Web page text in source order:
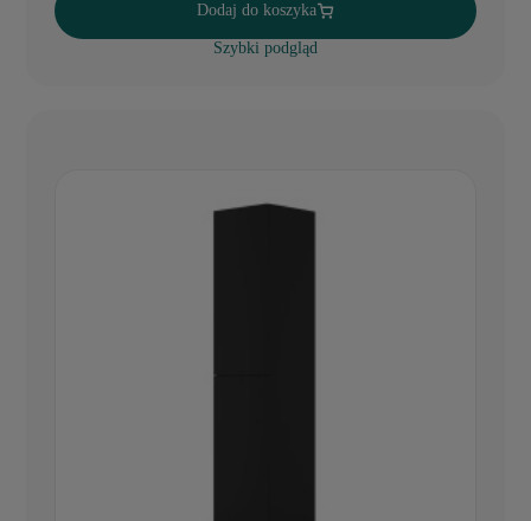
Dodaj do koszyka
Szybki podgląd